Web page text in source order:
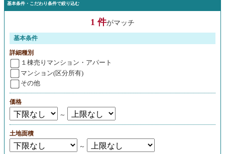
基本条件・こだわり条件で絞り込む
1 件がマッチ
基本条件
詳細種別
１棟売りマンション・アパート
マンション(区分所有)
その他
価格
～
土地面積
～